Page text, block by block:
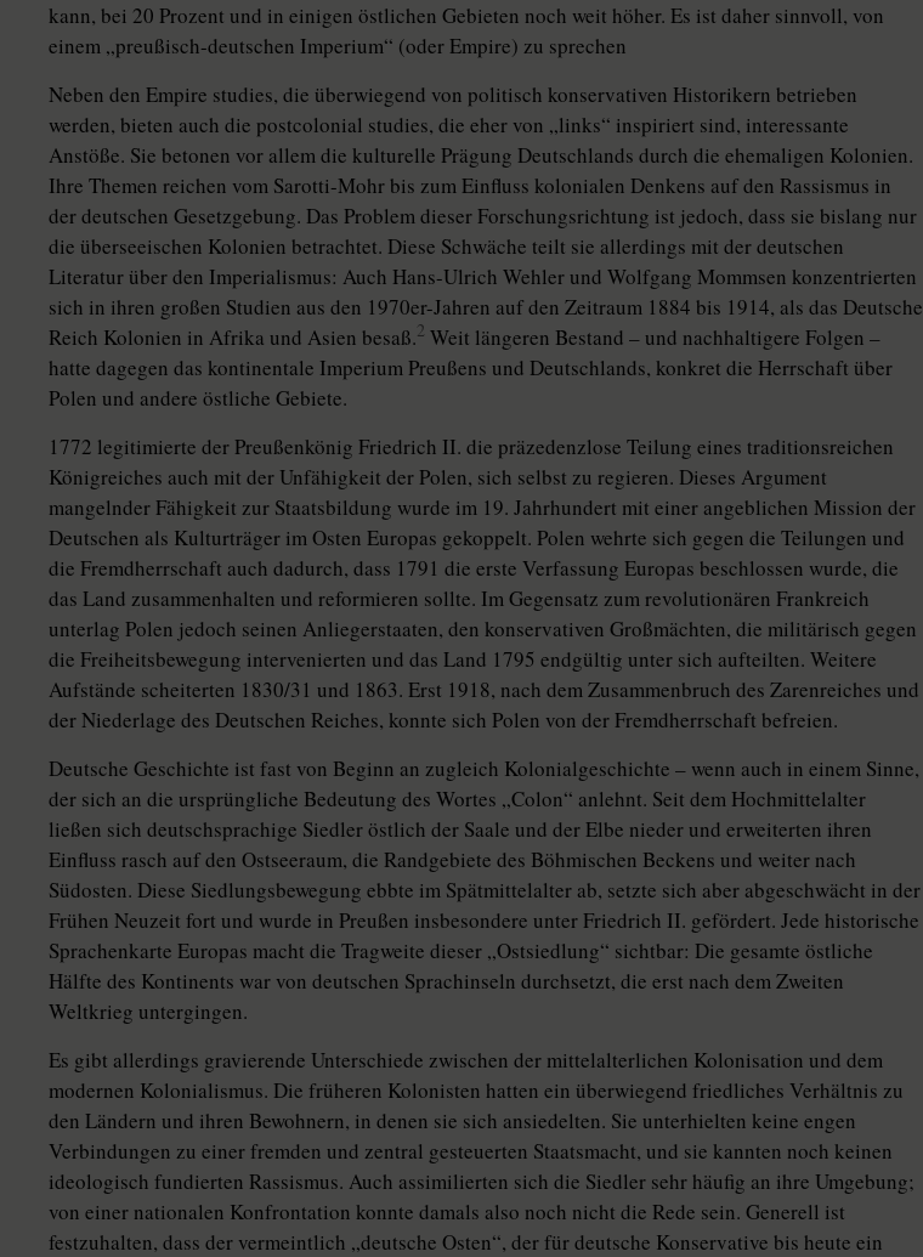
kann, bei 20 Prozent und in einigen östlichen Gebieten noch weit höher. Es ist daher sinnvoll, von
einem „preußisch-deutschen Imperium“ (oder Empire) zu sprechen
Neben den Empire studies, die überwiegend von politisch konservativen Historikern betrieben
werden, bieten auch die postcolonial studies, die eher von „links“ inspiriert sind, interessante
Anstöße. Sie betonen vor allem die kulturelle Prägung Deutschlands durch die ehemaligen Kolonien.
Ihre Themen reichen vom Sarotti-Mohr bis zum Einfluss kolonialen Denkens auf den Rassismus in
der deutschen Gesetzgebung. Das Problem dieser Forschungsrichtung ist jedoch, dass sie bislang nur
die überseeischen Kolonien betrachtet. Diese Schwäche teilt sie allerdings mit der deutschen
Literatur über den Imperialismus: Auch Hans-Ulrich Wehler und Wolfgang Mommsen konzentrierten
sich in ihren großen Studien aus den 1970er-Jahren auf den Zeitraum 1884 bis 1914, als das Deutsche
Reich Kolonien in Afrika und Asien besaß.2 Weit längeren Bestand – und nachhaltigere Folgen –
hatte dagegen das kontinentale Imperium Preußens und Deutschlands, konkret die Herrschaft über
Polen und andere östliche Gebiete.
1772 legitimierte der Preußenkönig Friedrich II. die präzedenzlose Teilung eines traditionsreichen
Königreiches auch mit der Unfähigkeit der Polen, sich selbst zu regieren. Dieses Argument
mangelnder Fähigkeit zur Staatsbildung wurde im 19. Jahrhundert mit einer angeblichen Mission der
Deutschen als Kulturträger im Osten Europas gekoppelt. Polen wehrte sich gegen die Teilungen und
die Fremdherrschaft auch dadurch, dass 1791 die erste Verfassung Europas beschlossen wurde, die
das Land zusammenhalten und reformieren sollte. Im Gegensatz zum revolutionären Frankreich
unterlag Polen jedoch seinen Anliegerstaaten, den konservativen Großmächten, die militärisch gegen
die Freiheitsbewegung intervenierten und das Land 1795 endgültig unter sich aufteilten. Weitere
Aufstände scheiterten 1830/31 und 1863. Erst 1918, nach dem Zusammenbruch des Zarenreiches und
der Niederlage des Deutschen Reiches, konnte sich Polen von der Fremdherrschaft befreien.
Deutsche Geschichte ist fast von Beginn an zugleich Kolonialgeschichte – wenn auch in einem Sinne,
der sich an die ursprüngliche Bedeutung des Wortes „Colon“ anlehnt. Seit dem Hochmittelalter
ließen sich deutschsprachige Siedler östlich der Saale und der Elbe nieder und erweiterten ihren
Einfluss rasch auf den Ostseeraum, die Randgebiete des Böhmischen Beckens und weiter nach
Südosten. Diese Siedlungsbewegung ebbte im Spätmittelalter ab, setzte sich aber abgeschwächt in der
Frühen Neuzeit fort und wurde in Preußen insbesondere unter Friedrich II. gefördert. Jede historische
Sprachenkarte Europas macht die Tragweite dieser „Ostsiedlung“ sichtbar: Die gesamte östliche
Hälfte des Kontinents war von deutschen Sprachinseln durchsetzt, die erst nach dem Zweiten
Weltkrieg untergingen.
Es gibt allerdings gravierende Unterschiede zwischen der mittelalterlichen Kolonisation und dem
modernen Kolonialismus. Die früheren Kolonisten hatten ein überwiegend friedliches Verhältnis zu
den Ländern und ihren Bewohnern, in denen sie sich ansiedelten. Sie unterhielten keine engen
Verbindungen zu einer fremden und zentral gesteuerten Staatsmacht, und sie kannten noch keinen
ideologisch fundierten Rassismus. Auch assimilierten sich die Siedler sehr häufig an ihre Umgebung;
von einer nationalen Konfrontation konnte damals also noch nicht die Rede sein. Generell ist
festzuhalten, dass der vermeintlich „deutsche Osten“, der für deutsche Konservative bis heute ein